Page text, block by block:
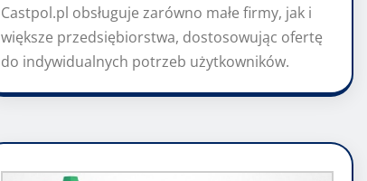
Castpol.pl obsługuje zarówno małe firmy, jak i
większe przedsiębiorstwa, dostosowując ofertę
do indywidualnych potrzeb użytkowników.